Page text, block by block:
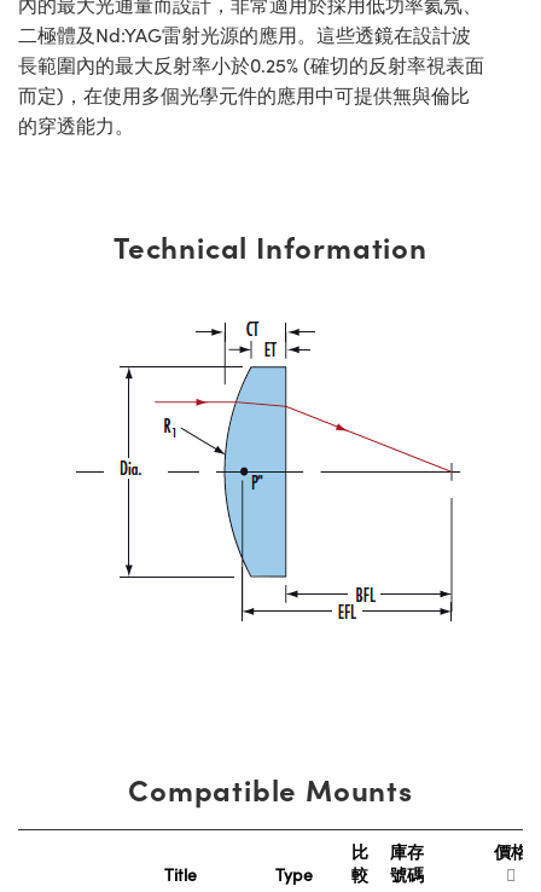
二極體及Nd:YAG雷射光源的應用。這些透鏡在設計波
長範圍內的最大反射率小於0.25% (確切的反射率視表面
而定)，在使用多個光學元件的應用中可提供無與倫比
的穿透能力。
Technical Information
Compatible Mounts
Title Type
比
較
庫存
號碼
價格